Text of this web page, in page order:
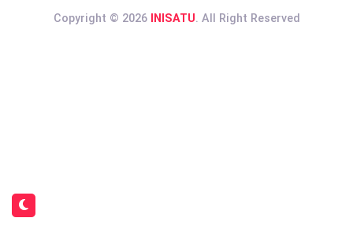
Copyright © 2026
INISATU. All Right Reserved